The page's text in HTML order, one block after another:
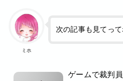
ミホ
次の記事も見てって
ゲームで裁判